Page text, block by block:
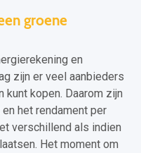
groene
en
zijn er veel aanbieders
kunt kopen. Daarom zijn
het rendament per
verschillend als indien
Het moment om